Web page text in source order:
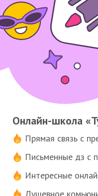
Онлайн-школа
Прямая связь с
Письменные дз с
Интересные